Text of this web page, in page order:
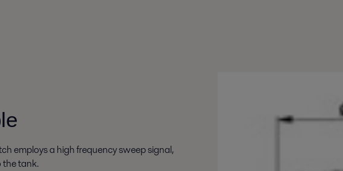
employs a high frequency sweep signal,
the tank.